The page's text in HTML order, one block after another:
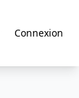
Connexion